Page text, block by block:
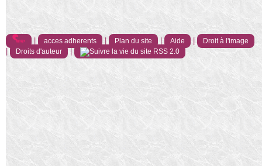
acces adherents Plan du site Aide Droit à l'image
Droits d'auteur RSS 2.0